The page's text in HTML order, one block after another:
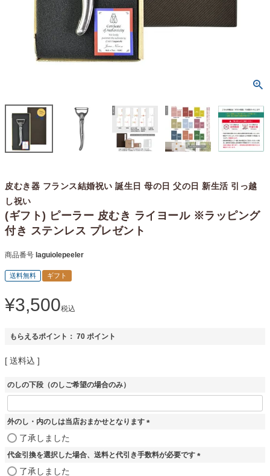
皮むき器 フランス結婚祝い 誕生日 母の日 父の日 新生活 引っ越
し祝い
(ギフト) ピーラー 皮むき ライヨール ※ラッピング
付き ステンレス プレゼント
商品番号 laguiolepeeler
送料無料 ギフト
¥3,500税込
もらえるポイント： 70 ポイント
送料込
のしの下段（のしご希望の場合のみ）
外のし・内のしは当店おまかせとなります
須
了承しました
代金引換を選択した場合、送料と代引き手数料が必要です
了承しました